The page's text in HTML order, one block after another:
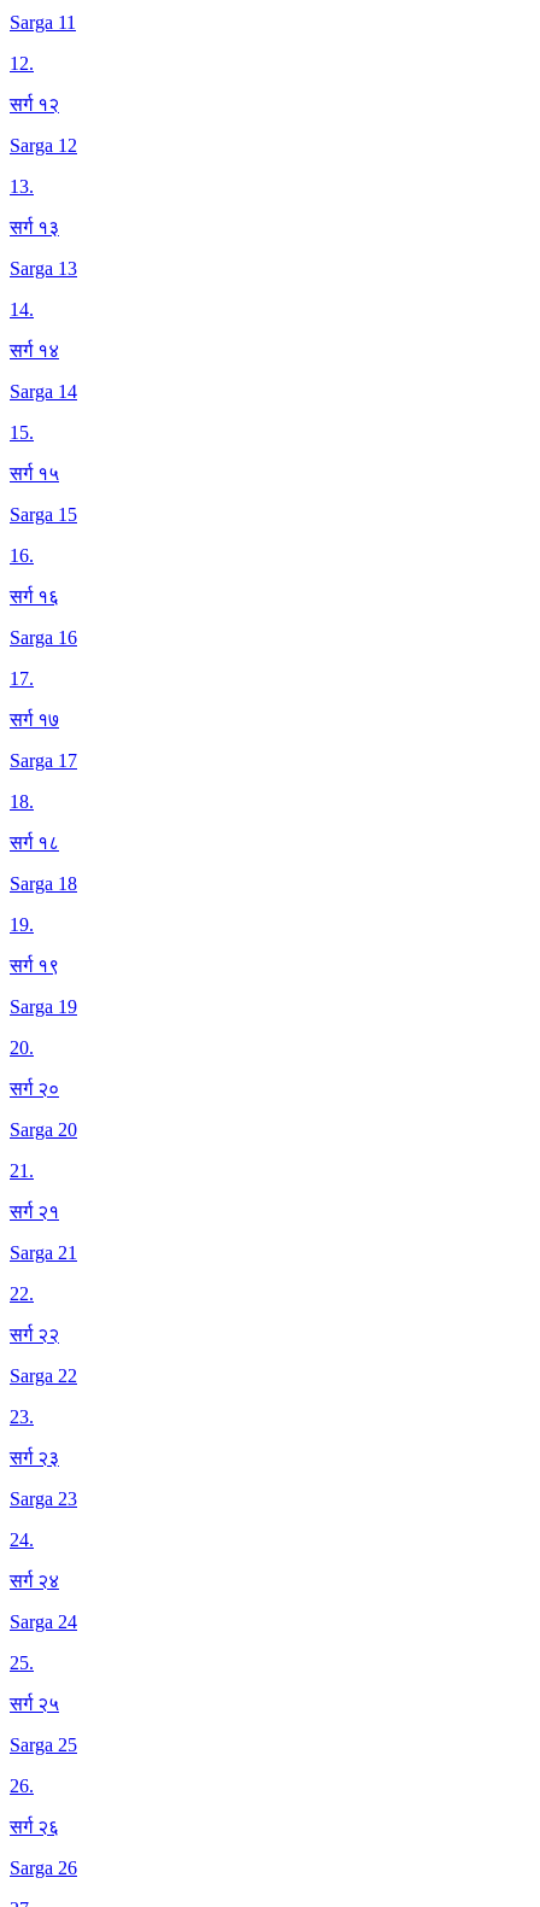
Sarga 11
12.
सर्ग १२
Sarga 12
13.
सर्ग १३
Sarga 13
14.
सर्ग १४
Sarga 14
15.
सर्ग १५
Sarga 15
16.
सर्ग १६
Sarga 16
17.
सर्ग १७
Sarga 17
18.
सर्ग १८
Sarga 18
19.
सर्ग १९
Sarga 19
20.
सर्ग २०
Sarga 20
21.
सर्ग २१
Sarga 21
22.
सर्ग २२
Sarga 22
23.
सर्ग २३
Sarga 23
24.
सर्ग २४
Sarga 24
25.
सर्ग २५
Sarga 25
26.
सर्ग २६
Sarga 26